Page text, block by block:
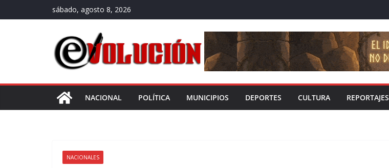
al
sábado, agosto 8, 2026
NACIONAL POLÍTICA MUNICIPIOS DEPORTES CULTURA REPORTAJES
NACIONALES